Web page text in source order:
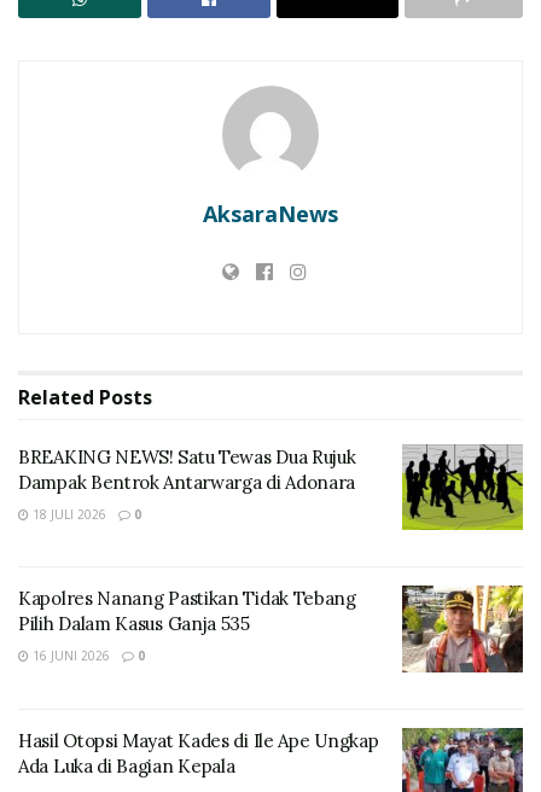
RELATED POSTS
Bentrok Antarwarga di Adonara
Kapolres Nanang Pastikan Tidak Tebang Pilih
Dalam Kasus Ganja 535
perempuan pematung Indonesia, Dolorosa Sinaga
Sehari sebelum peresmian yang akan dilakukan pada
pencalonan Pahlawan Nasional memulai rangkaian
acara dengan menggelar dua acara adat.
AksaraNews
Related Posts
BREAKING NEWS! Satu Tewas Dua Rujuk
Dampak Bentrok Antarwarga di Adonara
18 JULI 2026 0
Kapolres Nanang Pastikan Tidak Tebang
Pilih Dalam Kasus Ganja 535
16 JUNI 2026 0
Hasil Otopsi Mayat Kades di Ile Ape Ungkap
Ada Luka di Bagian Kepala